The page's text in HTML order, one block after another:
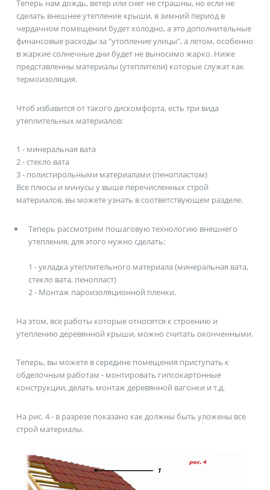
Теперь нам дождь, ветер или снег не страшны, но если не
сделать внешнее утепление крыши, в зимний период в
чердачном помещении будет холодно, а это дополнительные
финансовые расходы за "утопление улицы", а летом, особенно
в жаркие солнечные дни будет не выносимо жарко. Ниже
представленны материалы (утеплители) которые служат как
термоизоляция.
Чтоб избавится от такого дискомфорта, есть три вида
утеплительных материалов:
1 - минеральная вата
2 - стекло вата
3 - полистирольными материалами (пенопластом)
Все плюсы и минусы у выше перечисленных строй
материалов, вы можете узнать в соответствующем разделе.
Теперь рассмотрим пошаговую технологию внешнего
утепления, для этого нужно сделать:
1 - укладка утеплительного материала (минеральная вата,
стекло вата, пенопласт)
2 - Монтаж пароизоляционной пленки.
На этом, все работы которые относятся к строению и
утеплению деревянной крыши, можно считать оконченными.
Теперь, вы можете в середине помещения приступать к
обделочным работам - монтировать гипсокартонные
конструкции, делать монтаж деревянной вагонки и т.д.
На рис. 4- в разрезе показано как должны быть уложены все
строй материалы.